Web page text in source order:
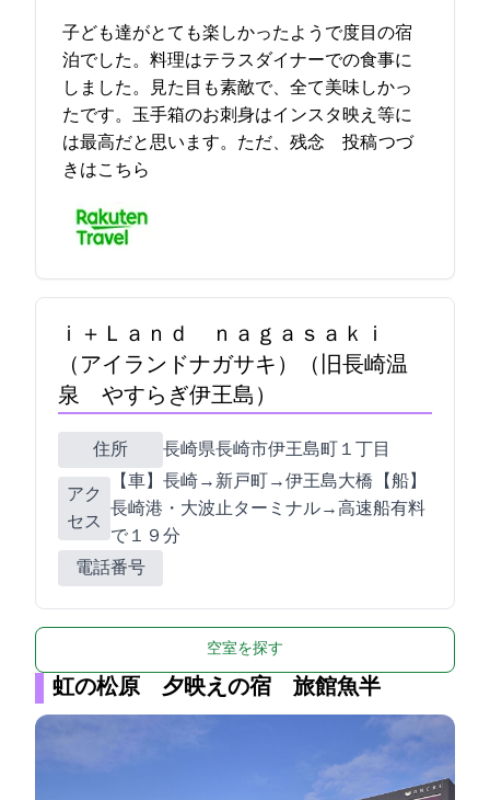
子ども達がとても楽しかったようで2度目の宿
泊でした。料理はテラスダイナーでの食事に
しました。見た目も素敵で、全て美味しかっ
たです。玉手箱のお刺身はインスタ映え等に
は最高だと思います。ただ、残念… 2021-10-09 18:34:16投稿つづ
きはこちら
ｉ＋Ｌａｎｄ ｎａｇａｓａｋｉ
（アイランドナガサキ）（旧長崎温
泉 やすらぎ伊王島）
住所 長崎県長崎市伊王島町１丁目3277-7
アク
セス
【車】長崎IC→新戸町IC→伊王島大橋 【船】
長崎港・大波止ターミナル→高速船(有料)
で１９分
電話番号
空室を探す
虹の松原 夕映えの宿 旅館魚半